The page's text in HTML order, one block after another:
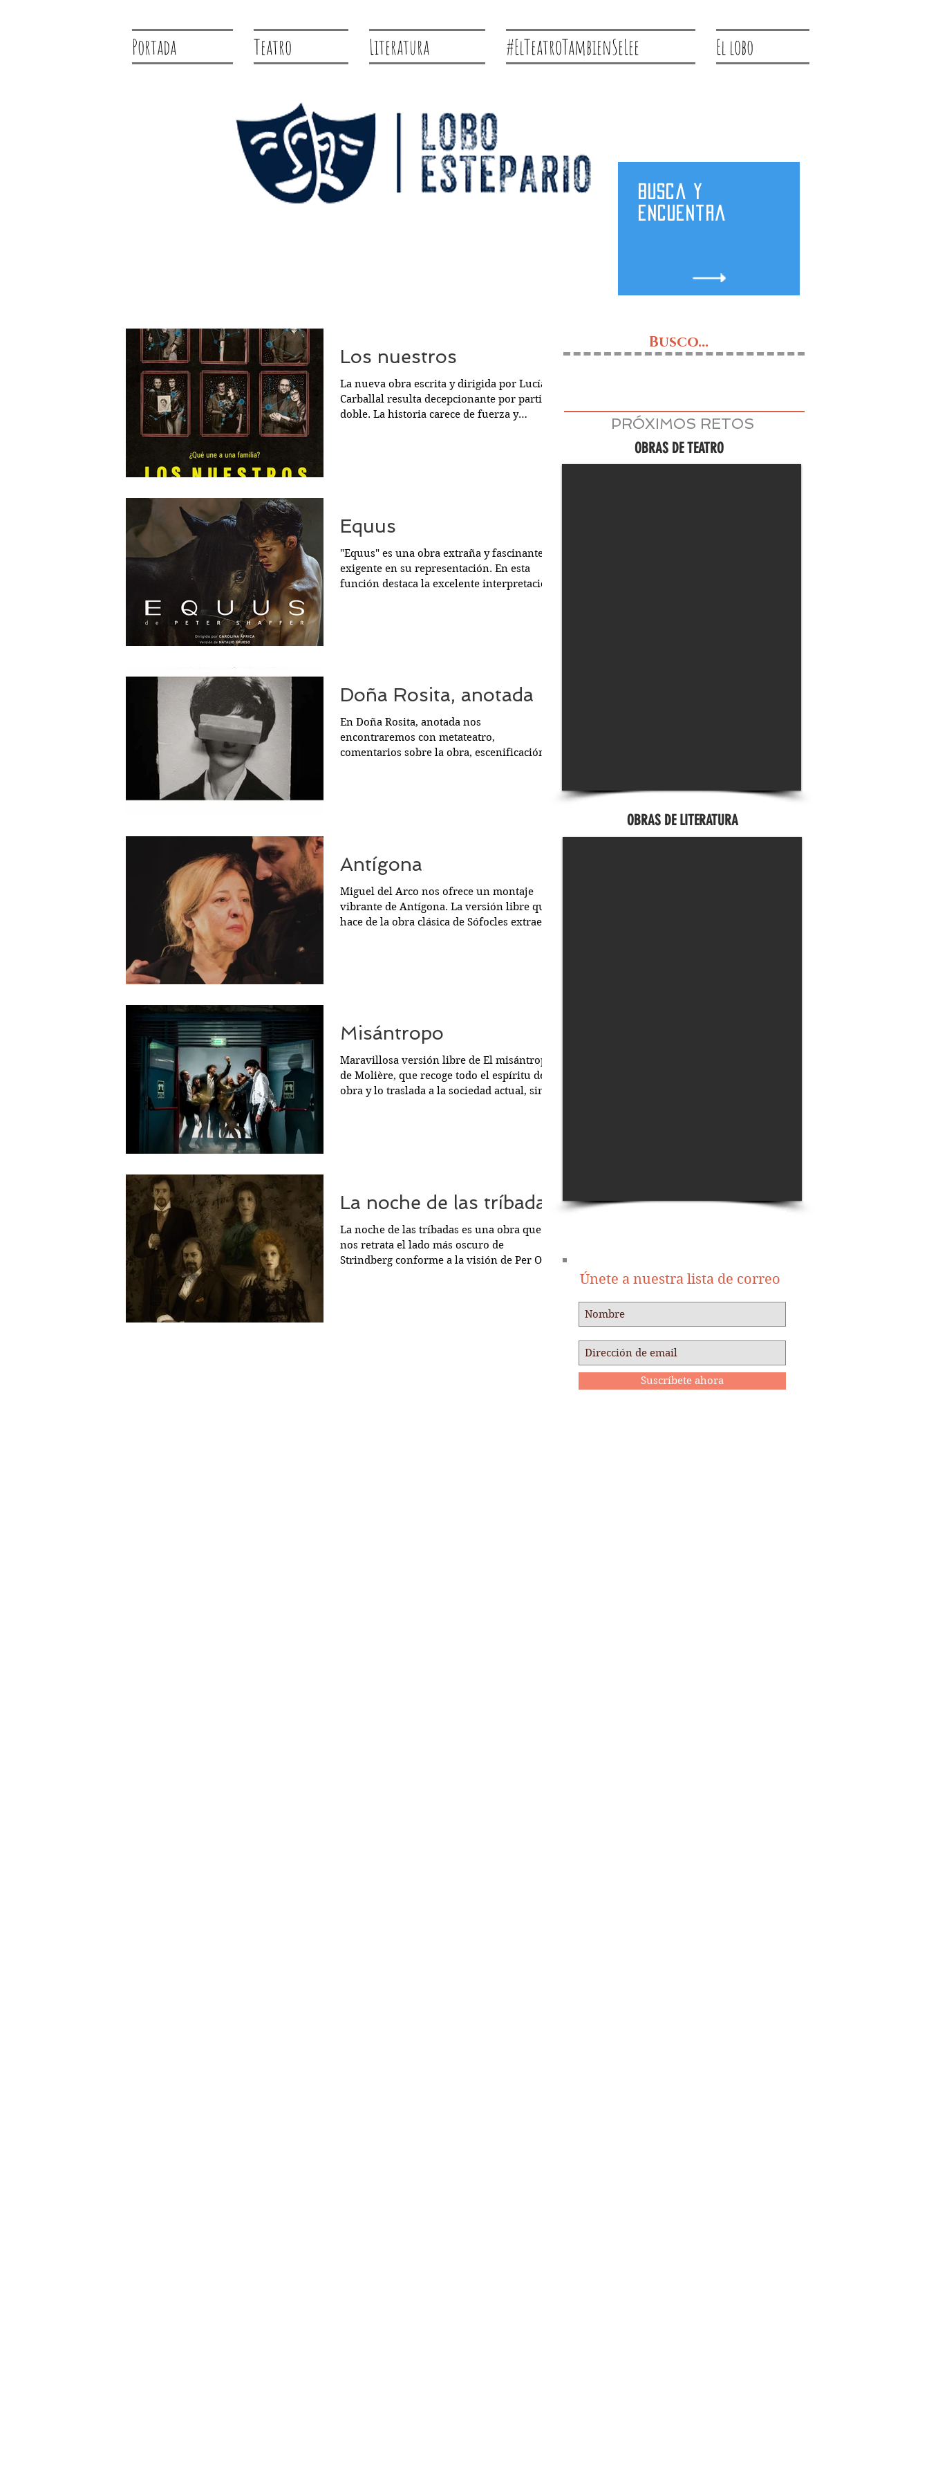
Portada Teatro Literatura #ElTeatroTambienSeLee El lobo
Busca y
encuentra
Los nuestros
La nueva obra escrita y dirigida por Lucía
Carballal resulta decepcionante por partida
doble. La historia carece de fuerza y
Equus
"Equus" es una obra extraña y fascinante,
exigente en su representación. En esta
función destaca la excelente interpretación
Doña Rosita, anotada
En Doña Rosita, anotada nos
encontraremos con metateatro,
comentarios sobre la obra, escenificación
Antígona
Miguel del Arco nos ofrece un montaje
vibrante de Antígona. La versión libre que
hace de la obra clásica de Sófocles extrae la
Misántropo
Maravillosa versión libre de El misántropo
de Molière, que recoge todo el espíritu de la
obra y lo traslada a la sociedad actual, sin...
La noche de las tríbadas
La noche de las tríbadas es una obra que
nos retrata el lado más oscuro de
Strindberg conforme a la visión de Per Olov
Busco...
PRÓXIMOS RETOS
OBRAS DE TEATRO
OBRAS DE LITERATURA
Únete a nuestra lista de correo
Suscríbete ahora